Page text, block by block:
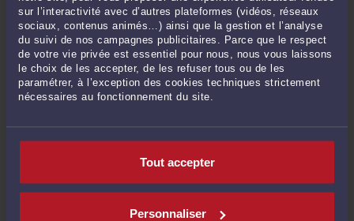
sur l’interactivité avec d’autres plateformes (vidéos, réseaux
sociaux, contenus animés…) ainsi que la gestion et l’analyse
du suivi de nos campagnes publicitaires. Parce que le respect
de votre vie privée est essentiel pour nous, nous vous laissons
le choix de les accepter, de les refuser tous ou de les
paramétrer, à l’exception des cookies techniques strictement
nécessaires au fonctionnement du site.
Tout accepter
Personnaliser
DES PROPOS DÉGRADANTS À CARACTÈRE SEXUEL JUSTIFIENT
UN LICENCIEMENT POUR FAUTE GRAVE
Par Pauline BARANDEle 01/07/2020
Aucun salarié ne doit subir des faits de harcèlement sexuel, constitué
qui soit portent atteinte à sa dignité en raison de leur caractère dégradant ou
humiliant, soit créent à son encontre une ...Lire la suite >